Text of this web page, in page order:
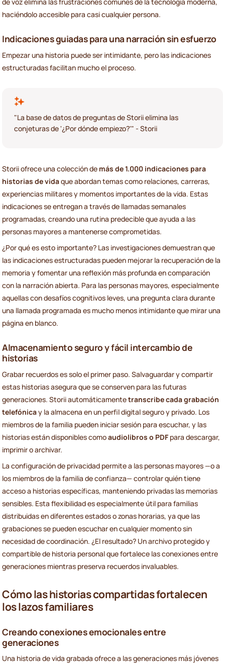
haciéndolo accesible para casi cualquier persona.
Indicaciones guiadas para una narración sin esfuerzo
Empezar una historia puede ser intimidante, pero las indicaciones
estructuradas facilitan mucho el proceso.
"La base de datos de preguntas de Storii elimina las
conjeturas de '¿Por dónde empiezo?'" - Storii
Storii ofrece una colección de más de 1.000 indicaciones para
historias de vidaque abordan temas como relaciones, carreras,
experiencias militares y momentos importantes de la vida. Estas
indicaciones se entregan a través de llamadas semanales
programadas, creando una rutina predecible que ayuda a las
personas mayores a mantenerse comprometidas.
¿Por qué es esto importante? Las investigaciones demuestran que
las indicaciones estructuradas pueden mejorar la recuperación de la
memoria y fomentar una reflexión más profunda en comparación
con la narración abierta. Para las personas mayores, especialmente
aquellas con desafíos cognitivos leves, una pregunta clara durante
una llamada programada es mucho menos intimidante que mirar una
página en blanco.
Almacenamiento seguro y fácil intercambio de
historias
Grabar recuerdos es solo el primer paso. Salvaguardar y compartir
estas historias asegura que se conserven para las futuras
generaciones. Storii automáticamentetranscribe cada grabación
telefónicay la almacena en un perfil digital seguro y privado. Los
miembros de la familia pueden iniciar sesión para escuchar, y las
historias están disponibles comoaudiolibros o PDF para descargar,
imprimir o archivar.
La configuración de privacidad permite a las personas mayores —o a
los miembros de la familia de confianza— controlar quién tiene
acceso a historias específicas, manteniendo privadas las memorias
sensibles. Esta flexibilidad es especialmente útil para familias
distribuidas en diferentes estados o zonas horarias, ya que las
grabaciones se pueden escuchar en cualquier momento sin
necesidad de coordinación. ¿El resultado? Un archivo protegido y
compartible de historia personal que fortalece las conexiones entre
generaciones mientras preserva recuerdos invaluables.
Cómo las historias compartidas fortalecen
los lazos familiares
Creando conexiones emocionales entre
generaciones
Una historia de vida grabada ofrece a las generaciones más jóvenes